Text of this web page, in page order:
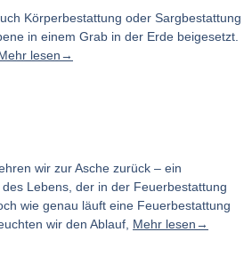
Körperbestattung oder Sargbestattung
in einem Grab in der Erde beigesetzt.
lesen→
wir zur Asche zurück – ein
Lebens, der in der Feuerbestattung
wie genau läuft eine Feuerbestattung
wir den Ablauf, Mehr lesen→